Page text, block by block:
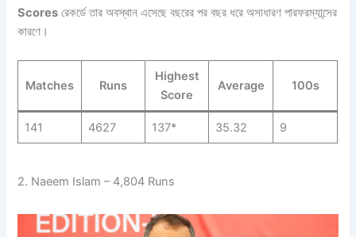
Scores রেকর্ডে তার অবস্থান এসেছে বছরের পর বছর ধরে অসাধারণ পারফরম্যান্সের
কারণে।
Matches Runs
Highest
Score
Average 100s
141 4627 137* 35.32 9
2. Naeem Islam – 4,804 Runs